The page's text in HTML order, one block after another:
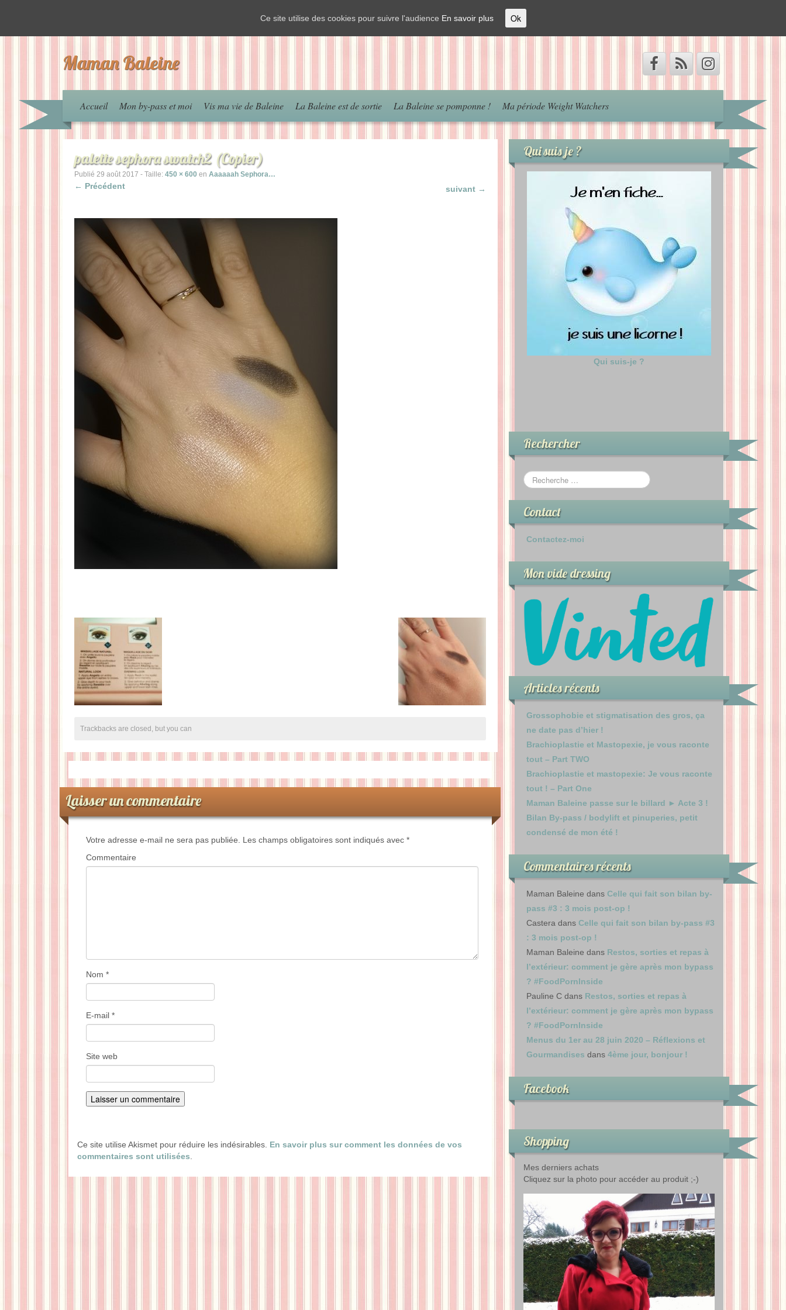
Maman Baleine
Accueil Mon by-pass et moi Vis ma vie de Baleine La Baleine est de sortie La Baleine se pomponne ! Ma période Weight Watchers
palette sephora swatch2 (Copier)
Publié 29 août 2017 - Taille: 450 × 600 en Aaaaaah Sephora…
← Précédent suivant →
Trackbacks are closed, but you can
Laisser un commentaire
Votre adresse e-mail ne sera pas publiée. Les champs obligatoires sont indiqués avec *
Commentaire
Nom *
E-mail *
Site web
Ce site utilise Akismet pour réduire les indésirables. En savoir plus sur comment les données de vos
commentaires sont utilisées
Qui suis je ?
Qui suis-je ?
Rechercher
Contact
Contactez-moi
Mon vide dressing
Articles récents
Grossophobie et stigmatisation des gros, ça
ne date pas d’hier !
Brachioplastie et Mastopexie, je vous raconte
tout – Part TWO
Brachioplastie et mastopexie: Je vous raconte
tout ! – Part One
Maman Baleine passe sur le billard ► Acte 3 !
Bilan By-pass / bodylift et pinuperies, petit
condensé de mon été !
Commentaires récents
Maman Baleine dans Celle qui fait son bilan by-
pass #3 : 3 mois post-op !
Castera dans Celle qui fait son bilan by-pass #3
: 3 mois post-op !
Maman Baleine dans Restos, sorties et repas à
l’extérieur: comment je gère après mon bypass
? #FoodPornInside
Pauline Cdans Restos, sorties et repas à
l’extérieur: comment je gère après mon bypass
? #FoodPornInside
Menus du 1er au 28 juin 2020 – Réflexions et
Gourmandises dans 4ème jour, bonjour !
Facebook
Shopping
Mes derniers achats
Cliquez sur la photo pour accéder au produit ;-)
Ce site utilise des cookies pour suivre l'audience En savoir plus Ok